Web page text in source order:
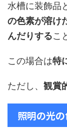
水槽に装飾品
の色素が溶け
んだりするこ
この場合は特
ただし、 観賞
照明の光